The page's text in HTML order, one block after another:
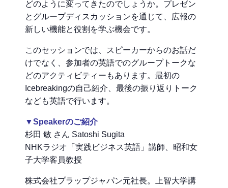
どのように変ってきたのでしょうか。プレゼン
とグループディスカッションを通じて、広報の
新しい機能と役割を学ぶ機会です。
このセッションでは、スピーカーからのお話だ
けでなく、参加者の英語でのグループトークな
どのアクティビティーもあります。最初の
Icebreakingの自己紹介、最後の振り返りトーク
なども英語で行います。
▼Speakerのご紹介
杉田 敏 さん Satoshi Sugita
NHKラジオ「実践ビジネス英語」講師、昭和女
子大学客員教授
株式会社プラップジャパン元社長。上智大学講